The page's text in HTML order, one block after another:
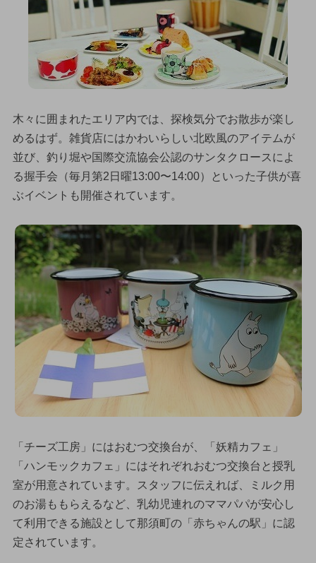
木々に囲まれたエリア内では、探検気分でお散歩が楽し
めるはず。雑貨店にはかわいらしい北欧風のアイテムが
並び、釣り堀や国際交流協会公認のサンタクロースによ
る握手会（毎月第2日曜13:00〜14:00）といった子供が喜
ぶイベントも開催されています。
「チーズ工房」にはおむつ交換台が、「妖精カフェ」
「ハンモックカフェ」にはそれぞれおむつ交換台と授乳
室が用意されています。スタッフに伝えれば、ミルク用
のお湯ももらえるなど、乳幼児連れのママパパが安心し
て利用できる施設として那須町の「赤ちゃんの駅」に認
定されています。